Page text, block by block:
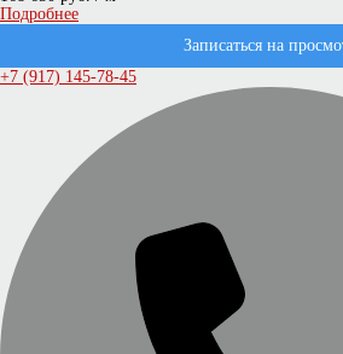
Подробнее
Записаться на
+7 (917) 145-78-45